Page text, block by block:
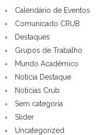
Calendário de Eventos
Comunicado CRUB
Destaques
Grupos de Trabalho
Mundo Acadêmico
Notícia Destaque
Noticias Crub
Sem categoria
Slider
Uncategorized